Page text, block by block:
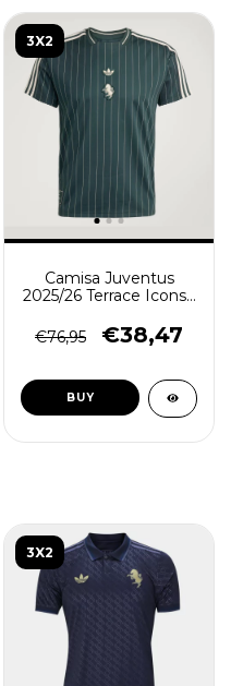
3X2
Camisa Juventus
2025/26 Terrace Icons -
Verde
€76,95 €38,47
BUY
3X2